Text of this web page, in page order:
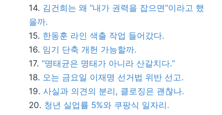
김건희는 왜 “내가 권력을 잡으면”이라고 했
을까.
한동훈 라인 색출 작업 들어갔다.
임기 단축 개헌 가능할까.
“명태균은 명태가 아니라 산갈치다.”
오는 금요일 이재명 선거법 위반 선고.
사실과 의견의 분리, 클로징은 괜찮나.
청년 실업률 5%와 쿠팡식 일자리.